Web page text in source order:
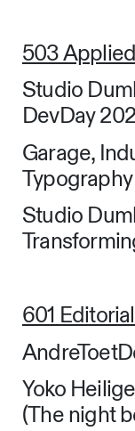
503
Studio
DevDay
Garage,
Typography
Studio
601
Yoko
(The night